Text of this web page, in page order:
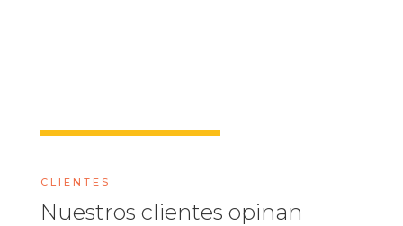
CLIENTES
Nuestros clientes opinan